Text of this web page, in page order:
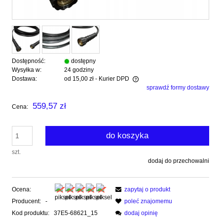
Dostępność:
dostępny
Wysyłka w:
24 godziny
Dostawa:
od 15,00 zł - Kurier DPD
Cena nie zawiera ewentualnych kosztów płatnościsprawdź formy dostawy
Cena: 559,57 zł
szt.
do koszyka
dodaj do przechowalni
Ocena:
Producent:
-
Kod produktu:
37E5-68621_15
zapytaj o produkt
poleć znajomemu
dodaj opinię